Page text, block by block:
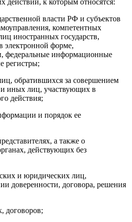
власти РФ и субъектов
компетентных
иностранных государств,
электронной форме,
федеральные информационные
регистры;
обратившихся за совершением
иных лиц, участвующих в
действия;
и порядок ее
а также о
действующих без
и юридических лиц,
доверенности, договора, решения
договоров;